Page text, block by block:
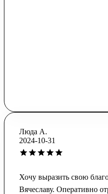
Люда А.
2024-10-31
Хочу выразить свою
Вячеславу. Оперативно